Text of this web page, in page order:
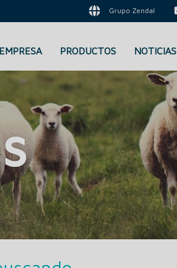
Grupo Zendal
EMPRESA PRODUCTOS NOTICIAS